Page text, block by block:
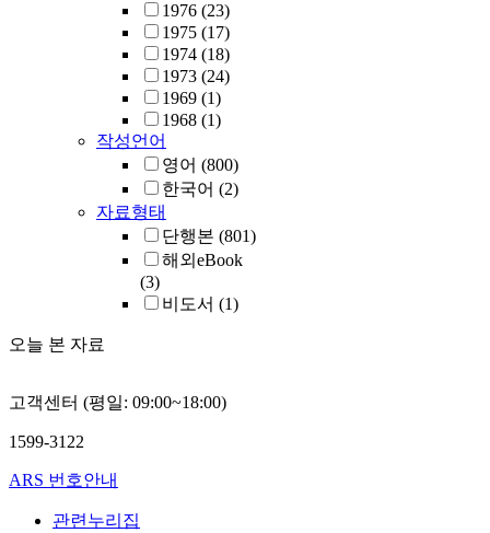
1976 (23)
1975 (17)
1974 (18)
1973 (24)
1969 (1)
1968 (1)
작성언어
영어 (800)
한국어 (2)
자료형태
단행본 (801)
해외eBook
(3)
비도서 (1)
오늘 본 자료
고객센터 (평일: 09:00~18:00)
1599-3122
ARS 번호안내
관련누리집